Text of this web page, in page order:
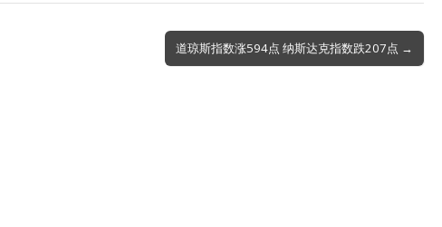
道琼斯指数涨594点 纳斯达克指数跌207点 →